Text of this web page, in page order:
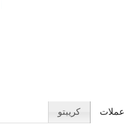
عملات كريبتو